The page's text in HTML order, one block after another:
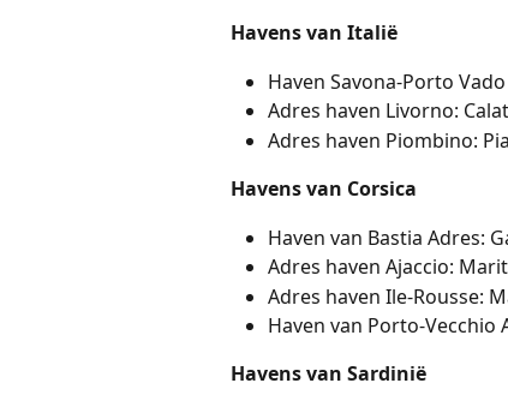
Havens van Italië
Haven Savona-Porto
Adres haven Livorno:
Adres haven Piombino:
Havens van Corsica
Haven van Bastia Adres:
Adres haven Ajaccio:
Adres haven Ile-Rousse:
Haven van Porto-Vecchio
Havens van Sardinië